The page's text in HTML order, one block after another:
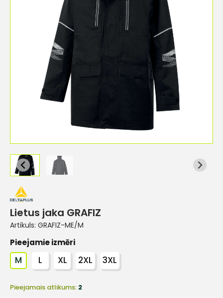
Lietus jaka GRAFIZ
Artikuls: GRAFIZ-ME/M
Pieejamie izmēri
M L XL 2XL 3XL
Pieejamais atlikums: 2